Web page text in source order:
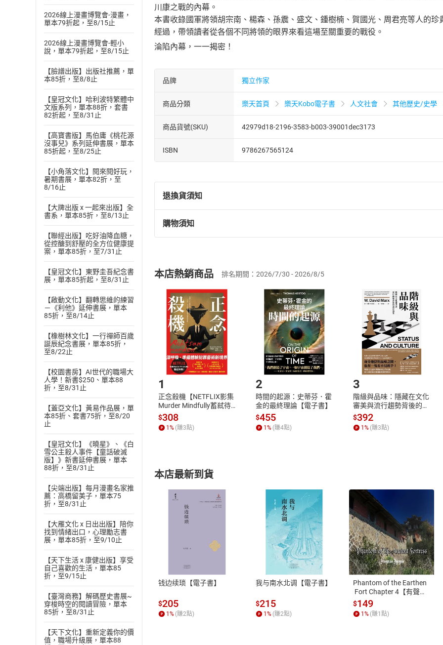
2026線上漫畫博覽會-漫畫，
單本79折起，至8/15止
2026線上漫畫博覽會-輕小
說，單本79折起，至8/15止
【臉譜出版】出版社推薦，單
本85折，至8/8止
【皇冠文化】哈利波特繁體中
文版系列，單本88折，套書
82折起，至8/31止
【高寶書版】馬伯庸《桃花源
沒事兒》系列延伸書展，單本
85折起，至8/25止
【小角落文化】閱來閱好玩，
暑期書展，單本82折，至
8/16止
【大牌出版 x 一起來出版】全
書系，單本85折，至8/13止
【聯經出版】吃好油降血糖，
從控醣到舒壓的全方位健康提
案，單本85折，至7/31止
【皇冠文化】東野圭吾紀念書
展，單本85折起，至8/31止
【啟動文化】翻轉思維的練習
－《利他》延伸書展，單本
85折，至8/14止
【橡樹林文化】一行禪師百歲
誕辰紀念書展，單本85折，
至8/22止
【校園書房】AI世代的職場大
人學！新書$250、單本88
折，至8/31止
【蓋亞文化】黃易作品展，單
本85折、套書75折，至8/20
止
【皇冠文化】《曉星》、《白
雪公主殺人事件【童話破滅
版】》新書延伸書展，單本
88折，至8/31止
【尖端出版】每月漫畫名家推
薦：高橋留美子，單本75
折，至8/31止
【大雁文化 x 日出出版】陪你
找到情緒出口，心理勵志書
展，單本85折，至9/10止
【天下生活 x 康健出版】享受
自己喜歡的生活，單本85
折，至9/15止
【臺灣商務】解碼歷史書展~
穿梭時空的閱讀冒險，單本
85折，至8/31止
【天下文化】重新定義你的價
值，職場升級展，單本88
川康之戰的內幕。
本書收錄國軍將領胡宗南、楊森、孫震、盛文、鍾樹楠、賀國光、周君亮等人的
經過，帶領讀者從各個不同將領的眼界來看這場至關重要的戰役。
淪陷內幕，一一揭密！
品牌 獨立作家
商品分類 樂天首頁 樂天Kobo電子書 人文社會 其他歷史/史學
商品貨號(SKU) 42979d18-2196-3583-b003-39001dec3173
ISBN 9786267565124
退換貨須知
退換貨規定：
(一)依消費者保護法第19條第1項後段暨通訊交易解除權合理例外情事適用
(二)消費者訂購本店鋪之商品即代表知悉本店鋪所銷售之商品為電子書，
且已下載/存取電子書，不得請求退貨退款。
退貨方式：您欲取消訂單或辦理退貨時，請登入樂天市場，並於「我的訂單
貨」，本店鋪將依您的申請進行審核，待審核通過後將為您辦理退款事宜。
請注意，樂天市場須以整筆訂單為單位進行取消/退貨，恕無法以單支商品取
購物須知
挑選商品
Choose
放入購物車
Shopping cart
登入帳號
Login
購書後，如何開始使用？
Step1.選擇閱讀載具 Step2.登入
付款方式
ATM轉帳、信用卡、LINE PAY、AFTEE
退換貨規範
本店是否提供消費者保護法七日猶
之權利，遽消費者保護法及通訊交
除權合理例外情事適用準則，依商
質各有不同規定。詳細退換貨說明
照各商品說明。
本店熱銷商品 排名期間：2026/7/30 - 2026/8/5
1
正念殺機【NETFLIX影集
Murder Mindfully蓄弒待
發】【電子書】
$308
1% (賺3點)
2
時間的起源：史蒂芬．霍
金的最終理論【電子書】
$455
1% (賺4點)
3
階級與品味：隱藏在文化
審美與流行趨勢背後的地
位渴望【電子書】
$392
1% (賺3點)
本店最新到貨
钱边续琐【電子書】
$205
1% (賺2點)
我与南水北调【電子書】
$215
1% (賺2點)
Phantom of the Earthen
Fort Chapter 4【有聲
書】
$149
1% (賺1點)